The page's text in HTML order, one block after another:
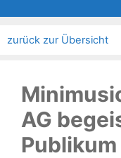
zurück zur Übersicht
AG
Publikum